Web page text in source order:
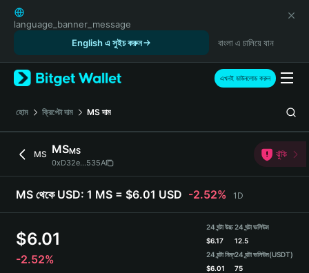
English
日本語
Русский
Español (Latinoamérica)
Türkçe
Italiano
简体中文
繁體中文
Português (Portugal)
हिन्दी
language_banner_message
English এ সুইচ করুন
বাংলা এ চালিয়ে যান
এখনই ডাউনলোড করুন
হোম ক্রিপ্টো দাম MS দাম
MS MSMS
0xD32e...535A
ঝুঁকি
MS থেকে USD: 1 MS = $6.01 USD -2.52% 1D
$6.01
-2.52%
24 ঘন্টা উচ্চ
$6.17
24 ঘন্টা নিম্ন
$6.01
24 ঘন্টা ভলিউম
12.5
24 ঘন্টা ভলিউম(USDT)
75